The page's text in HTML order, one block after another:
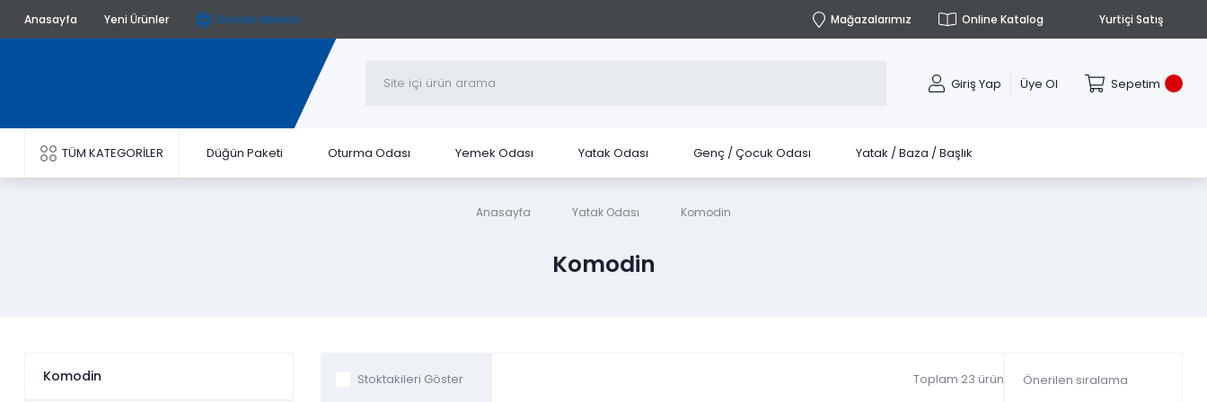
Anasayfa Yeni Ürünler Destek Merkezi Mağazalarımız Online Katalog Yurtiçi Satış
Giriş Yap Üye Ol Sepetim
TÜM KATEGORİLER Düğün Paketi Oturma Odası Yemek Odası Yatak Odası Genç / Çocuk Odası Yatak / Baza / Başlık
Anasayfa Yatak Odası Komodin
Komodin
Komodin Toplam 23 ürün